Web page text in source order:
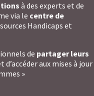
à des experts et de
via le centre de
Handicaps et
de partager leurs
d’accéder aux mises à jour
»